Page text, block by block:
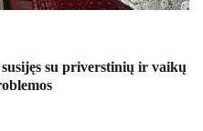
su priverstinių ir vaikų